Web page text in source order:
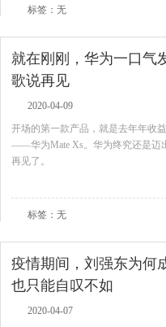
标签：无
就在刚刚，华为一口气
歌说再见
2020-04-09
开场的第一款产品，就是去年年收
——华为Mate Xs。华为终究还是迈
再见了。
标签：无
疫情期间，刘强东为何
也只能自叹不如
2020-04-07